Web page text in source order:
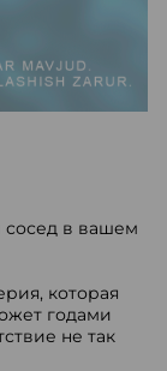
сосед в вашем
которая
годами
не так